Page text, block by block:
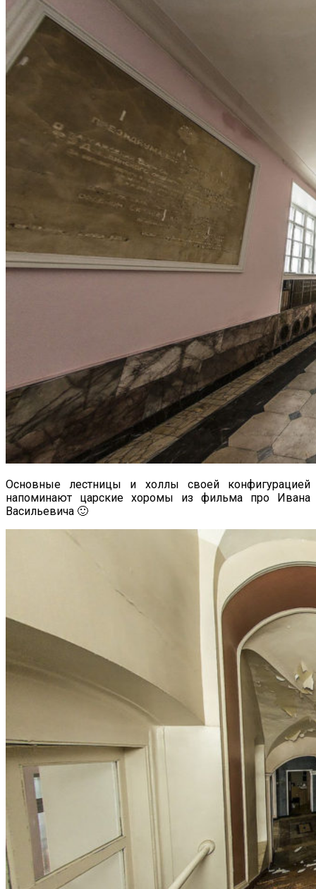
Основные лестницы и холлы своей конфигурацией
напоминают царские хоромы из фильма про Ивана
Васильевича 🙂